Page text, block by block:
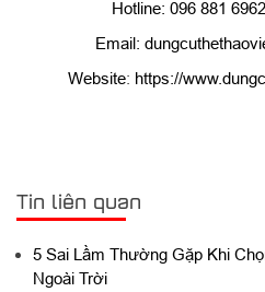
Hotline: 096 881
Email:
Website: https://
Tin liên quan
5 Sai Lầm Thường Gặp Khi
Ngoài Trời